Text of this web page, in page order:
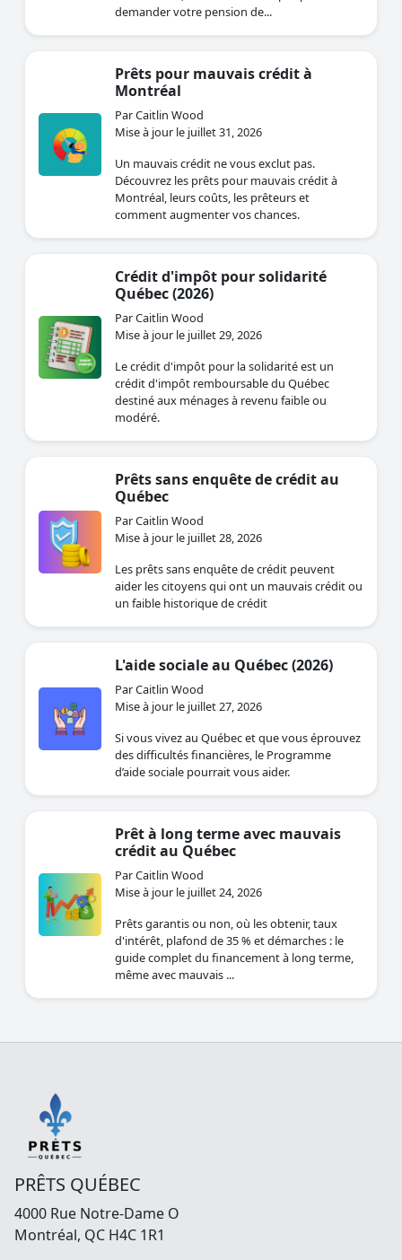
demander votre pension de...
Prêts pour mauvais crédit à
Montréal
Par Caitlin Wood
Mise à jour le juillet 31, 2026
Un mauvais crédit ne vous exclut pas.
Découvrez les prêts pour mauvais crédit à
Montréal, leurs coûts, les prêteurs et
comment augmenter vos chances.
Crédit d'impôt pour solidarité
Québec (2026)
Par Caitlin Wood
Mise à jour le juillet 29, 2026
Le crédit d'impôt pour la solidarité est un
crédit d'impôt remboursable du Québec
destiné aux ménages à revenu faible ou
modéré.
Prêts sans enquête de crédit au
Québec
Par Caitlin Wood
Mise à jour le juillet 28, 2026
Les prêts sans enquête de crédit peuvent
aider les citoyens qui ont un mauvais crédit ou
un faible historique de crédit
L'aide sociale au Québec (2026)
Par Caitlin Wood
Mise à jour le juillet 27, 2026
Si vous vivez au Québec et que vous éprouvez
des difficultés financières, le Programme
d’aide sociale pourrait vous aider.
Prêt à long terme avec mauvais
crédit au Québec
Par Caitlin Wood
Mise à jour le juillet 24, 2026
Prêts garantis ou non, où les obtenir, taux
d'intérêt, plafond de 35 % et démarches : le
guide complet du financement à long terme,
même avec mauvais ...
PRÊTS QUÉBEC
4000 Rue Notre-Dame O
Montréal, QC H4C 1R1